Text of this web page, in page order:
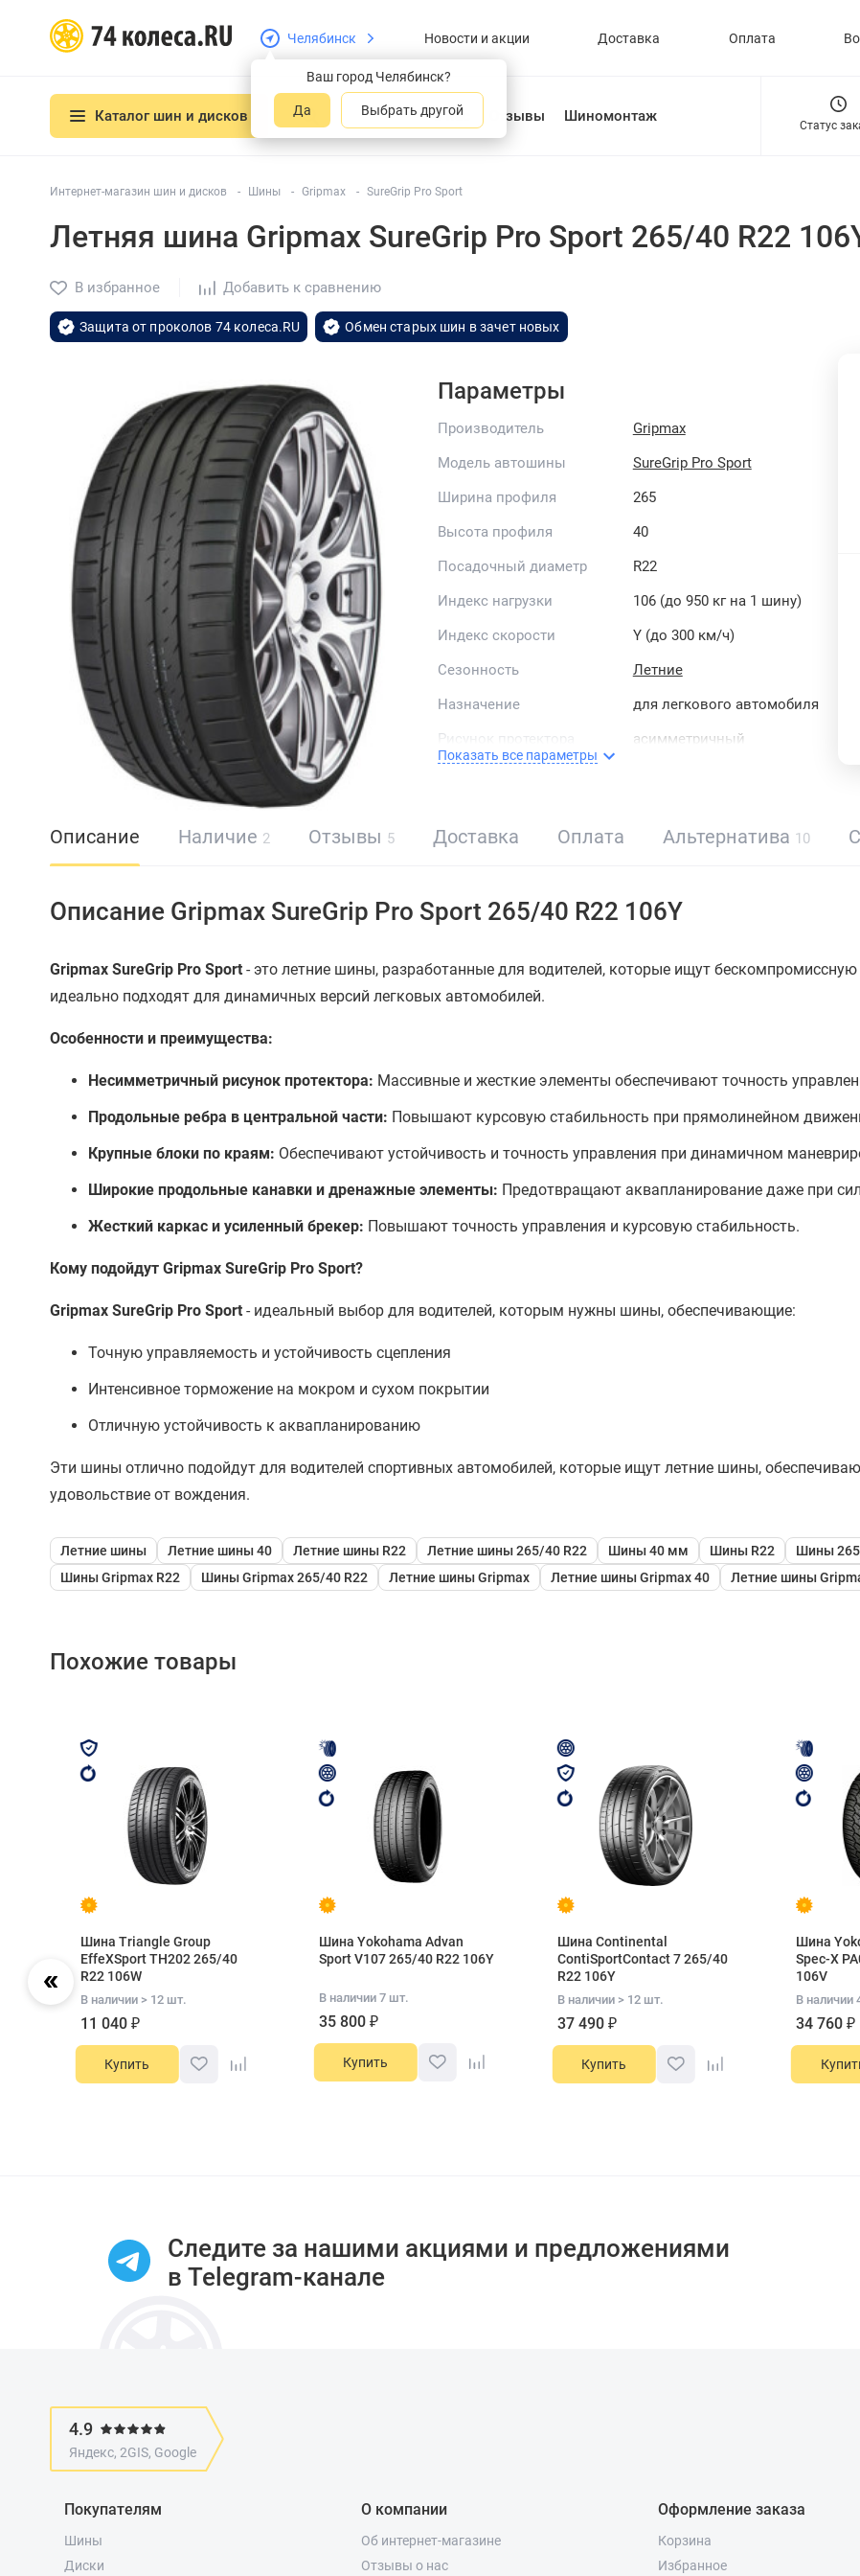
Челябинск
Ваш город Челябинск?
Да Выбрать другой
Новости и акции Доставка Оплата
Каталог шин и дисков О нас Отзывы Шиномонтаж
Статус
Интернет-магазин шин и дисков Шины Gripmax SureGrip Pro Sport
Летняя шина Gripmax SureGrip Pro Sport 265/40 R22
В избранное Добавить к сравнению
Защита от проколов 74 колеса.RU Обмен старых шин в зачет новых
Параметры
Производитель
Gripmax
Модель автошины
SureGrip Pro Sport
Ширина профиля
265
Высота профиля
40
Посадочный диаметр
R22
Индекс нагрузки
106 (до 950 кг на 1 шину)
Индекс скорости
Y (до 300 км/ч)
Сезонность
Летние
Назначение
для легкового автомобиля
Рисунок протектора
асимметричный
All-season
По оценке покупателей:
Изностойкость
Показать все параметры
Описание Наличие 2 Отзывы 5 Доставка Оплата Альтернатива 10
Описание Gripmax SureGrip Pro Sport 265/40 R22 106Y
Gripmax SureGrip Pro Sport - это летние шины, разработанные для водителей, которые ищут
идеально подходят для динамичных версий легковых автомобилей.
Особенности и преимущества:
Несимметричный рисунок протектора: Массивные и жесткие элементы обеспечивают точность
Продольные ребра в центральной части: Повышают курсовую стабильность при прямолинейном
Крупные блоки по краям: Обеспечивают устойчивость и точность управления при динамичном
Широкие продольные канавки и дренажные элементы: Предотвращают аквапланирование даже при
Жесткий каркас и усиленный брекер: Повышают точность управления и курсовую стабильность.
Кому подойдут Gripmax SureGrip Pro Sport?
Gripmax SureGrip Pro Sport - идеальный выбор для водителей, которым нужны шины, обеспечивающие:
Точную управляемость и устойчивость сцепления
Интенсивное торможение на мокром и сухом покрытии
Отличную устойчивость к аквапланированию
Эти шины отлично подойдут для водителей спортивных автомобилей, которые ищут летние шины,
удовольствие от вождения.
Летние шины Летние шины 40 Летние шины R22 Летние шины 265/40 R22 Шины 40 мм Шины R22 Шины
Шины Gripmax R22
Шины Gripmax 265/40 R22 Летние шины Gripmax Летние шины Gripmax 40 Летние шины
Похожие товары
Шина Triangle Group
EffeXSport TH202 265/40
R22 106W
В наличии > 12 шт.
11 040 ₽
Купить
Шина Yokohama Advan
Sport V107 265/40 R22 106Y
В наличии 7 шт.
35 800 ₽
Купить
Шина Continental
ContiSportContact 7 265/40
R22 106Y
В наличии > 12 шт.
37 490 ₽
Купить
Шина
Spec-X
106V
В наличии
34 760 ₽
Следите за нашими акциями и предложениями
в Telegram-канале
4.9
Яндекс, 2GIS, Google
Покупателям
Шины
Диски
О компании
Об интернет-магазине
Отзывы о нас
Оформление заказа
Корзина
Избранное